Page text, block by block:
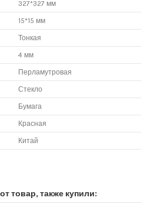
327*327 мм
15*15 мм
Тонкая
4 мм
Перламутровая
Стекло
Бумага
Красная
Китай
товар, также купили: